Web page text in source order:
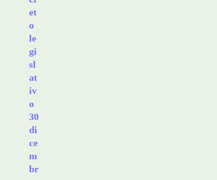
et
o
le
gi
sl
at
iv
o
30
di
ce
m
br